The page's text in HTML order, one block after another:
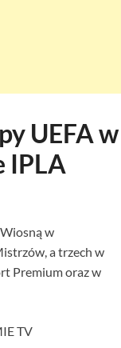
UEFA w
IPLA
w
a trzech w
Premium oraz w
TV